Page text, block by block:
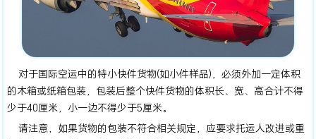
对于国际空运中的特小快件货物(如小件样品)，必须外加一定体积
的木箱或纸箱包装，包装后整个快件货物的体积长、宽、高合计不得
少于40厘米，小一边不得少于5厘米。
请注意，如果货物的包装不符合相关规定，应要求托运人改进或重